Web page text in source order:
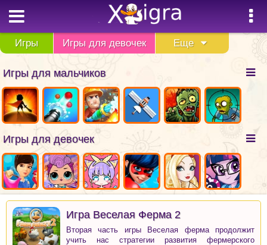
Игры Игры для девочек Еще
Игры для мальчиков
Игры для девочек
Игра Веселая Ферма 2
Вторая часть игры Веселая ферма продолжит
учить нас стратегии развития фермерского